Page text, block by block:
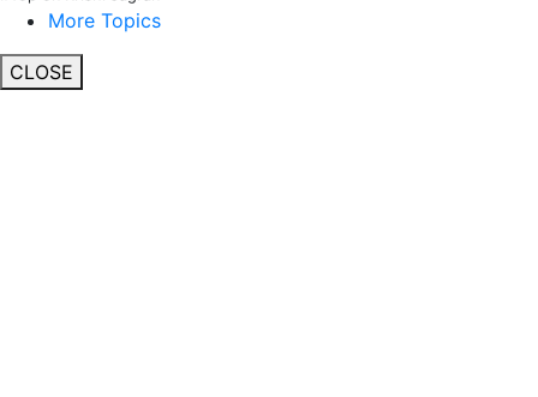
More Topics
CLOSE